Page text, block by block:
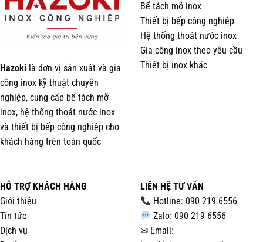
Hazoki là đơn vị sản xuất và gia
công inox kỹ thuật chuyên
nghiệp, cung cấp bể tách mỡ
inox, hệ thống thoát nước inox
và thiết bị bếp công nghiệp cho
khách hàng trên toàn quốc
Bể tách mỡ inox
Thiết bị bếp công nghiệp
Hệ thống thoát nước inox
Gia công inox theo yêu cầu
Thiết bị inox khác
HỖ TRỢ KHÁCH HÀNG
Giới thiệu
Tin tức
Dịch vụ
LIÊN HỆ TƯ VẤN
Hotline: 090 219 6556
Zalo: 090 219 6556
✉ Email: